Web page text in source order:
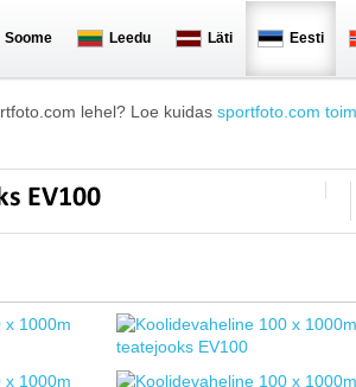
Soome Leedu Läti Eesti
lehel? Loe kuidas sportfoto.com
EV100